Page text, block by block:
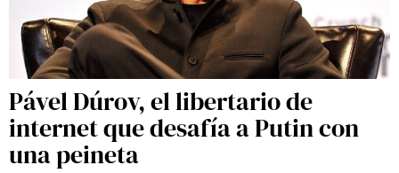
Pável Dúrov, el libertario de
internet que desafía a Putin con
una peineta